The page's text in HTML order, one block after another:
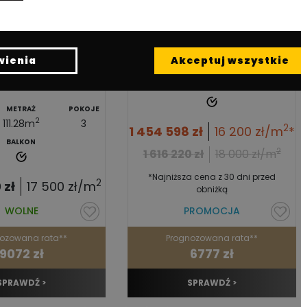
Akceptuj wszystkie
METRAŻ
111.28m2
POKOJE
3
BALKON
zł 17 500 zł/m2
WOLNE
rata**
9072 zł
>
89.79m 2
POKOJE
3
1 454 598 zł 16 200 zł/m2*
1 616 220zł 18 000zł/m2
*Najniższa cena z 30 dni przed
obniżką
PROMOCJA
Prognozowana rata**
6777 zł
SPRAWDŹ >